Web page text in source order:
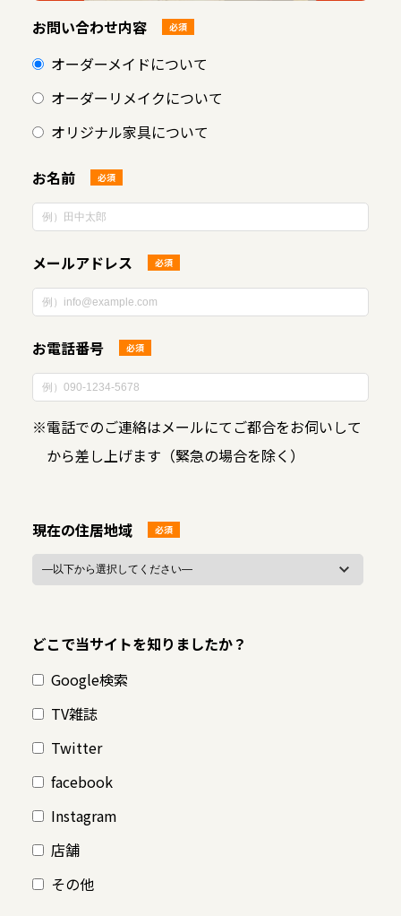
お問い合わせ内容 必須
オーダーメイドについて
オーダーリメイクについて
オリジナル家具について
お名前 必須
メールアドレス 必須
お電話番号 必須
※電話でのご連絡はメールにてご都合をお伺いして
から差し上げます（緊急の場合を除く）
現在の住居地域 必須
どこで当サイトを知りましたか？
Google検索
TV雑誌
Twitter
facebook
Instagram
店舗
その他